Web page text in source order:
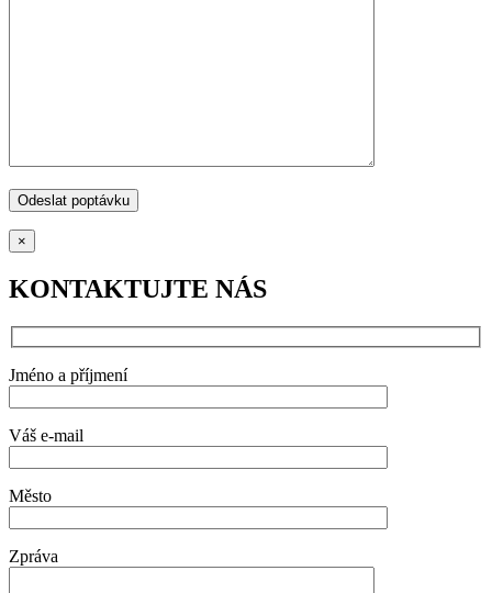
×
KONTAKTUJTE NÁS
Jméno a příjmení
Váš e-mail
Město
Zpráva